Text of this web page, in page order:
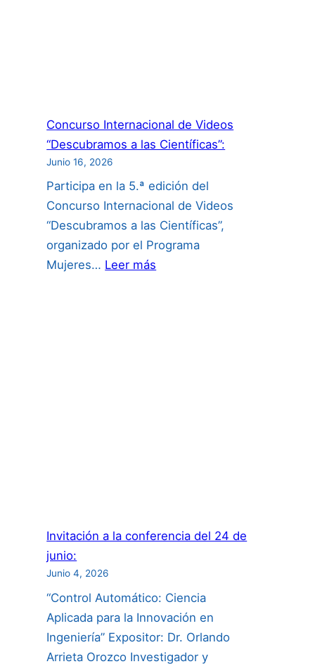
Concurso Internacional de Videos
“Descubramos a las Científicas”:
Junio 16, 2026
Participa en la 5.ª edición del
Concurso Internacional de Videos
“Descubramos a las Científicas”,
organizado por el Programa
Mujeres… Leer más
Invitación a la conferencia del 24 de
junio:
Junio 4, 2026
“Control Automático: Ciencia
Aplicada para la Innovación en
Ingeniería” Expositor: Dr. Orlando
Arrieta Orozco Investigador y